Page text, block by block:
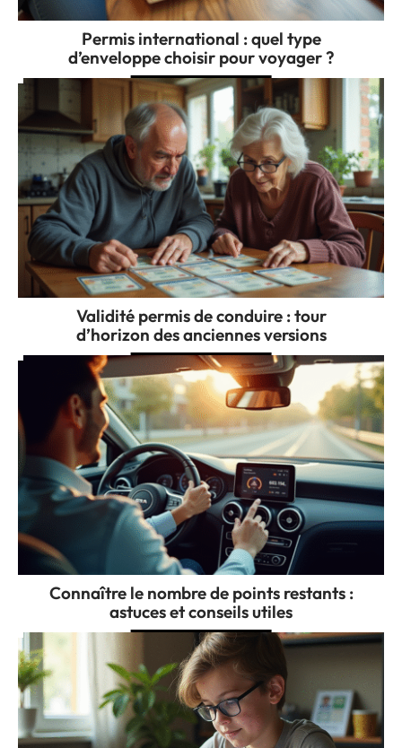
Permis international : quel type
d’enveloppe choisir pour voyager ?
Validité permis de conduire : tour
d’horizon des anciennes versions
Connaître le nombre de points restants :
astuces et conseils utiles